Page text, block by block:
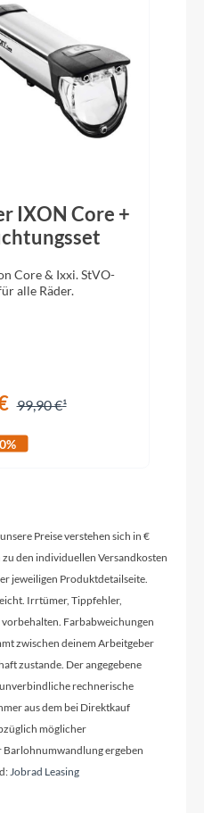
E-MTB 35, FPI-Link
4A
SGS, 12-Speed,
System
Superlite
Pro basic
IXON Core +
Core & Ixxi. StVO-
alle Räder.
99,90 €
Preise verstehen sich in €
den individuellen Versandkosten
jeweiligen Produktdetailseite.
Irrtümer, Tippfehler,
Farbabweichungen
zwischen deinem Arbeitgeber
zustande. Der angegebene
rechnerische
aus dem bei Direktkauf
möglicher
ergeben
Jobrad Leasing